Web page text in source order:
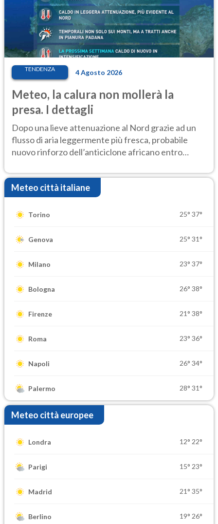
TENDENZA 4 Agosto 2026
Meteo, la calura non mollerà la
presa. I dettagli
Dopo una lieve attenuazione al Nord grazie ad un
flusso di aria leggermente più fresca, probabile
nuovo rinforzo dell’anticiclone africano entro
Meteo città italiane
Torino 25° 37°
Genova 25° 31°
Milano 23° 37°
Bologna 26° 38°
Firenze 21° 38°
Roma 23° 36°
Napoli 26° 34°
Palermo 28° 31°
Meteo città europee
Londra 12° 22°
Parigi 15° 23°
Madrid 21° 35°
Berlino 19° 26°